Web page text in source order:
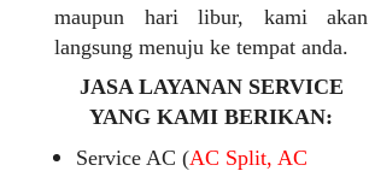
maupun hari libur, kami akan
langsung menuju ke tempat anda.
JASA LAYANAN SERVICE
YANG KAMI BERIKAN:
Service AC (AC Split, AC